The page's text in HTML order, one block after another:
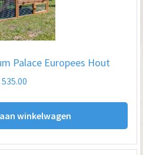
Palace Europees Hout
535.00
winkelwagen